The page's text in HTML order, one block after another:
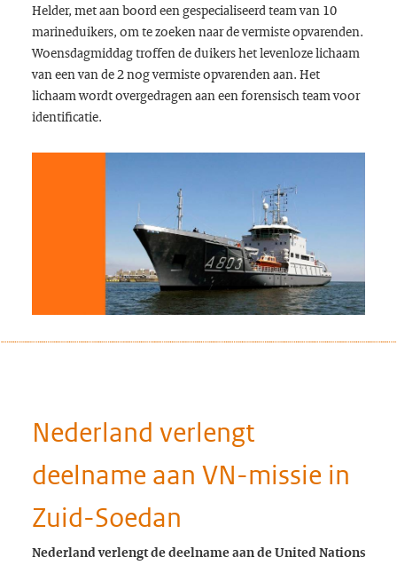
Helder, met aan boord een gespecialiseerd team van 10
marineduikers, om te zoeken naar de vermiste opvarenden.
Woensdagmiddag troffen de duikers het levenloze lichaam
van een van de 2 nog vermiste opvarenden aan. Het
lichaam wordt overgedragen aan een forensisch team voor
identificatie.
Nederland verlengt
deelname aan VN-missie in
Zuid-Soedan
Nederland verlengt de deelname aan de United Nations